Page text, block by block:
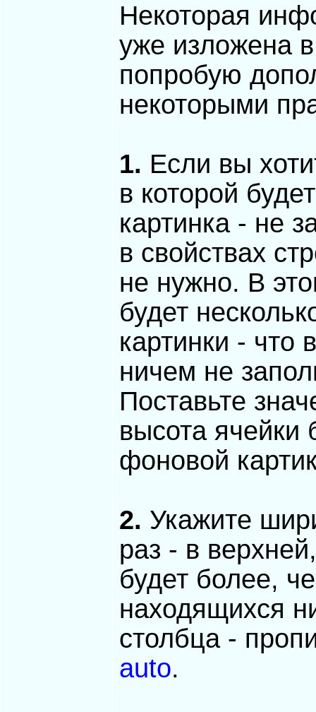
Некоторая
уже изложена
попробую
некоторыми
1. Если вы
в которой
картинка - не
в свойствах
не нужно. В
будет
картинки - что
ничем не
Поставьте
высота ячейки
фоновой
2. Укажите
раз - в
будет более,
находящихся
столбца -
auto.